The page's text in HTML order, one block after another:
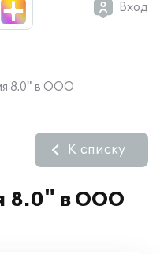
Вход
8.0" в ООО
8.0" в ООО
К списку